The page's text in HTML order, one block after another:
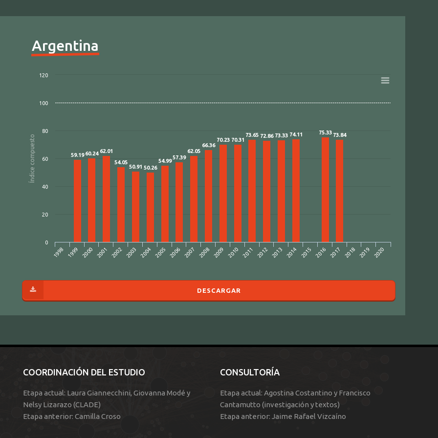
Argentina
Índice compuesto 59.1960.24 62.01
54.05
50.91 50.26
54.99
57.39
62.05
66.36
70.23 70.31
73.65 72.86 73.33 74.11 75.33 73.84
1998 1999 2000 2001 2002 2003 2004 2005 2006 2007 2008 2009 2010 2011 2012 2013 2014 2015 2016 2017 2018 2019 2020
0
20
40
60
80
100
120
DESCARGAR
COORDINACIÓN DEL ESTUDIO
Etapa actual: Laura Giannecchini, Giovanna Modé y
Nelsy Lizarazo (CLADE)
Etapa anterior: Camilla Croso
CONSULTORÍA
Etapa actual: Agostina Costantino y Francisco
Cantamutto (investigación y textos)
Etapa anterior: Jaime Rafael Vizcaíno